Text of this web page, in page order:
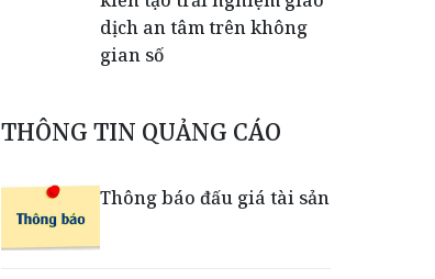
dịch an tâm trên không
gian số
Dấu mốc khẳng định năng
lực vận hành và thích ứng
THÔNG TIN QUẢNG CÁO
Thông báo đấu giá tài sản